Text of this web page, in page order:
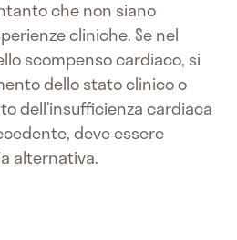
che non siano
cliniche. Se nel
scompenso cardiaco, si
dello stato clinico o
dell’insufficienza cardiaca
deve essere
alternativa.